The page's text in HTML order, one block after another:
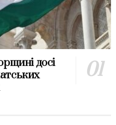
досі